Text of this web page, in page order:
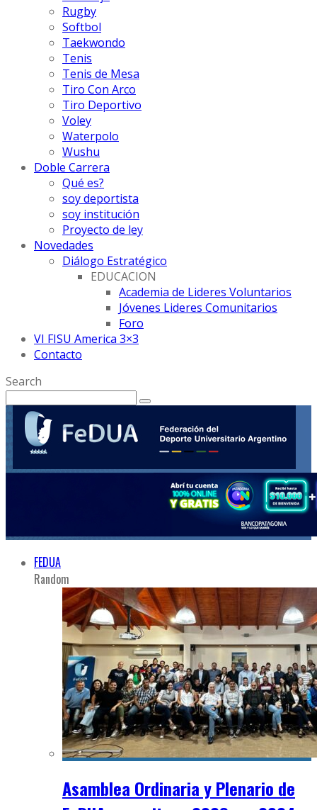
Rugby
Softbol
Taekwondo
Tenis
Tenis de Mesa
Tiro Con Arco
Tiro Deportivo
Voley
Waterpolo
Wushu
Doble Carrera
Qué es?
soy deportista
soy institución
Proyecto de ley
Novedades
Diálogo Estratégico
EDUCACION
Academia de Lideres Voluntarios
Jóvenes Lideres Comunitarios
Foro
VI FISU America 3×3
Contacto
Search
FEDUA
Random
Asamblea Ordinaria y Plenario de